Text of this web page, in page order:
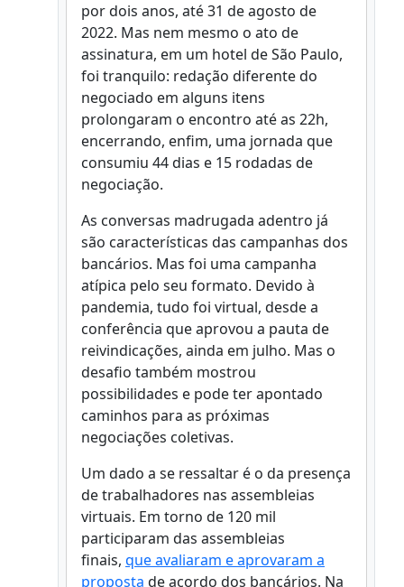
por dois anos, até 31 de agosto de
2022. Mas nem mesmo o ato de
assinatura, em um hotel de São Paulo,
foi tranquilo: redação diferente do
negociado em alguns itens
prolongaram o encontro até as 22h,
encerrando, enfim, uma jornada que
consumiu 44 dias e 15 rodadas de
negociação.
As conversas madrugada adentro já
são características das campanhas dos
bancários. Mas foi uma campanha
atípica pelo seu formato. Devido à
pandemia, tudo foi virtual, desde a
conferência que aprovou a pauta de
reivindicações, ainda em julho. Mas o
desafio também mostrou
possibilidades e pode ter apontado
caminhos para as próximas
negociações coletivas.
Um dado a se ressaltar é o da presença
de trabalhadores nas assembleias
virtuais. Em torno de 120 mil
participaram das assembleias
finais, que avaliaram e aprovaram a
proposta de acordo dos bancários. Na